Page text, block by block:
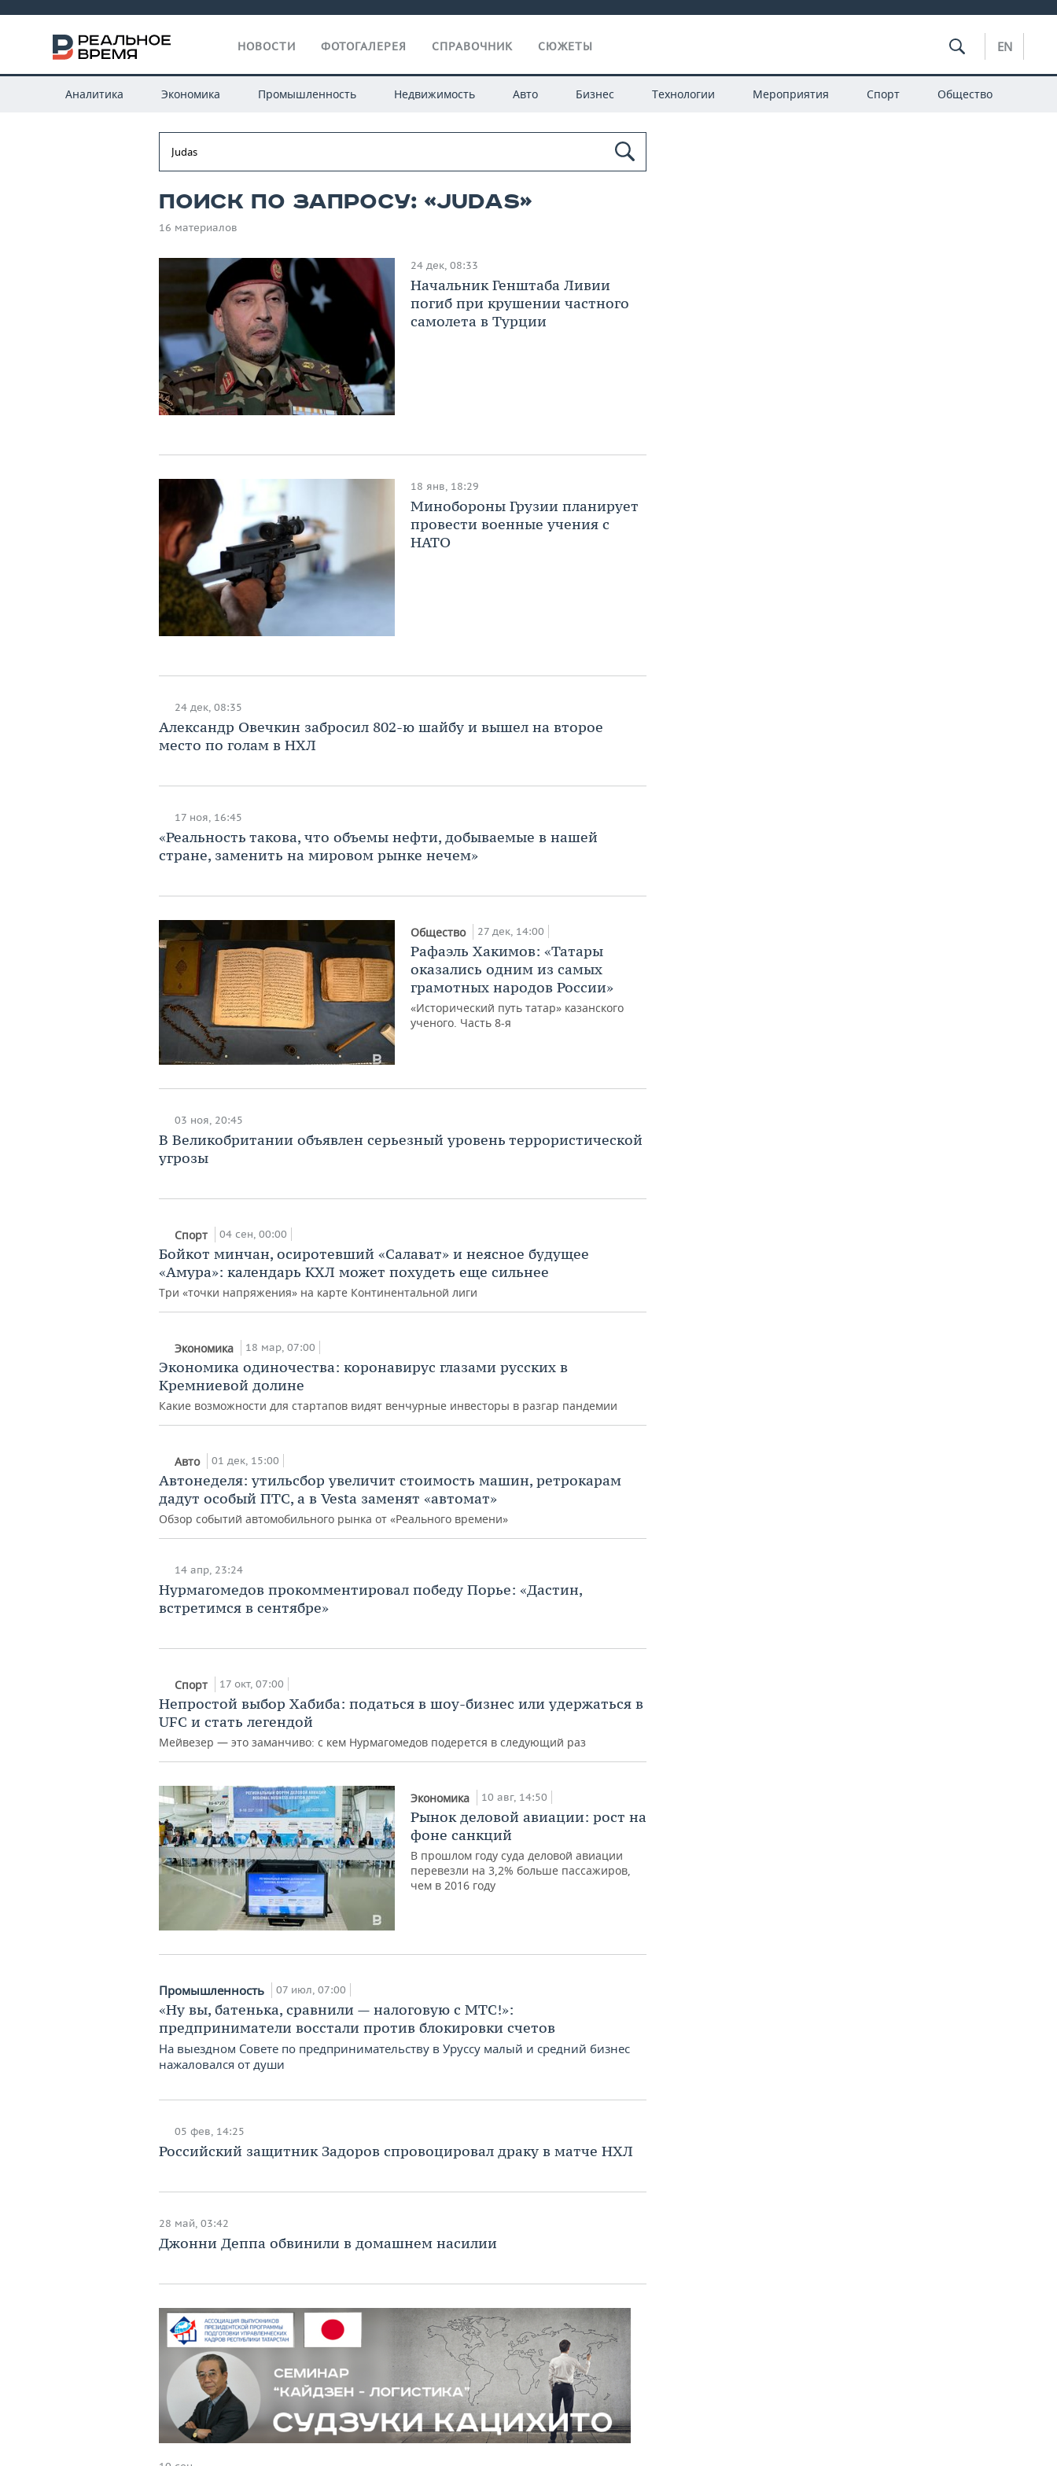
НОВОСТИ ФОТОГАЛЕРЕЯ СПРАВОЧНИК СЮЖЕТЫ EN
Аналитика Экономика Промышленность Недвижимость Авто Бизнес Технологии Мероприятия Спорт Общество
Поиск по запросу: «Judas»
16 материалов
24 дек, 08:33
Начальник Генштаба Ливии
погиб при крушении частного
самолета в Турции
18 янв, 18:29
Минобороны Грузии планирует
провести военные учения с
НАТО
24 дек, 08:35
Александр Овечкин забросил 802-ю шайбу и вышел на второе
место по голам в НХЛ
17 ноя, 16:45
«Реальность такова, что объемы нефти, добываемые в нашей
стране, заменить на мировом рынке нечем»
Общество 27 дек, 14:00
Рафаэль Хакимов: «Татары
оказались одним из самых
грамотных народов России»
«Исторический путь татар» казанского
ученого. Часть 8-я
03 ноя, 20:45
В Великобритании объявлен серьезный уровень террористической
угрозы
Спорт 04 сен, 00:00
Бойкот минчан, осиротевший «Салават» и неясное будущее
«Амура»: календарь КХЛ может похудеть еще сильнее
Три «точки напряжения» на карте Континентальной лиги
Экономика 18 мар, 07:00
Экономика одиночества: коронавирус глазами русских в
Кремниевой долине
Какие возможности для стартапов видят венчурные инвесторы в разгар пандемии
Авто 01 дек, 15:00
Автонеделя: утильсбор увеличит стоимость машин, ретрокарам
дадут особый ПТС, а в Vesta заменят «автомат»
Обзор событий автомобильного рынка от «Реального времени»
14 апр, 23:24
Нурмагомедов прокомментировал победу Порье: «Дастин,
встретимся в сентябре»
Спорт 17 окт, 07:00
Непростой выбор Хабиба: податься в шоу-бизнес или удержаться в
UFC и стать легендой
Мейвезер — это заманчиво: с кем Нурмагомедов подерется в следующий раз
Экономика 10 авг, 14:50
Рынок деловой авиации: рост на
фоне санкций
В прошлом году суда деловой авиации
перевезли на 3,2% больше пассажиров,
чем в 2016 году
Промышленность 07 июл, 07:00
«Ну вы, батенька, сравнили — налоговую с МТС!»:
предприниматели восстали против блокировки счетов
На выездном Совете по предпринимательству в Уруссу малый и средний бизнес
нажаловался от души
05 фев, 14:25
Российский защитник Задоров спровоцировал драку в матче НХЛ
28 май, 03:42
Джонни Деппа обвинили в домашнем насилии